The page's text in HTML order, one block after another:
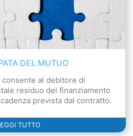
DEL MUTUO
consente al debitore di
residuo del finanziamento
prevista dal contratto.
TUTTO